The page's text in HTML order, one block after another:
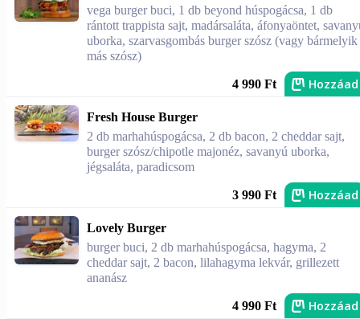
vega burger buci, 1 db beyond húspogácsa, 1 db
rántott trappista sajt, madársaláta, áfonyaöntet,
uborka, szarvasgombás burger szósz (vagy bármelyik
más szósz)
4 990 Ft Hozzáad
Fresh House Burger
2 db marhahúspogácsa, 2 db bacon, 2 cheddar sajt,
burger szósz/chipotle majonéz, savanyú uborka,
jégsaláta, paradicsom
3 990 Ft Hozzáad
Lovely Burger
burger buci, 2 db marhahúspogácsa, hagyma, 2
cheddar sajt, 2 bacon, lilahagyma lekvár, grillezett
ananász
4 990 Ft Hozzáad